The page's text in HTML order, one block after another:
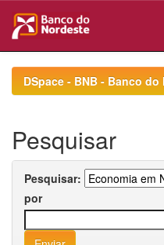
navigationDSpace - BNB - Banco
Pesquisar
Pesquisar:
por